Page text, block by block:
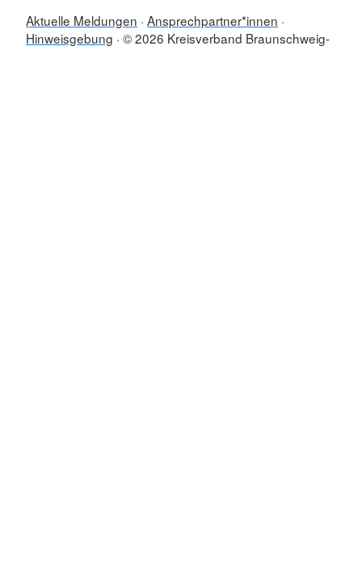
Aktuelle Meldungen Ansprechpartner*innen
Hinweisgebung © 2026 Kreisverband Braunschweig-